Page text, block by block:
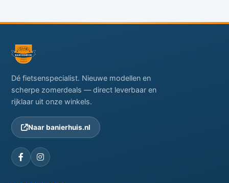
Dé fietsenspecialist. Nieuwe modellen en
scherpe zomerdeals — direct leverbaar en
rijklaar uit onze winkels.
Naar banierhuis.nl